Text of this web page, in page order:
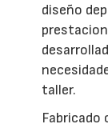
diseño
taller.